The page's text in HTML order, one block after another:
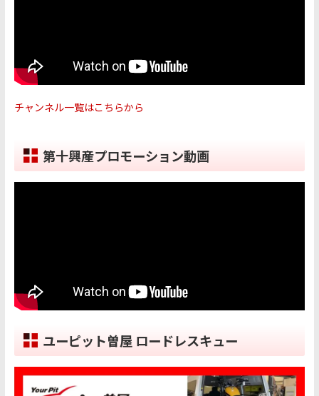
チャンネル一覧はこちらから
第十興産プロモーション動画
ユーピット曽屋 ロードレスキュー